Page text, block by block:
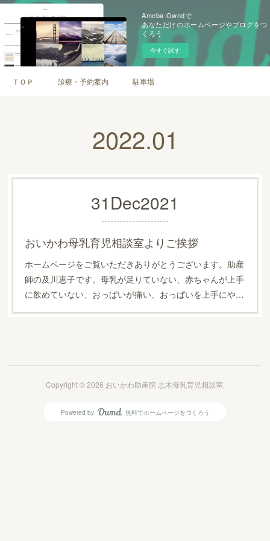
Ameba Owndで
あなただけのホームページやブログをつ
くろう
今すぐ試す
ＴＯＰ 診療・予約案内 駐車場
2022.01
31 Dec2021
おいかわ母乳育児相談室よりご挨拶
ホームページをご覧いただきありがとうございます。助産
師の及川恵子です。母乳が足りていない、赤ちゃんが上手
に飲めていない、おっぱいが痛い、おっぱいを上手にや…
Copyright ©2026 おいかわ助産院 志木母乳育児相談室
Powered by AmebaOwnd
無料でホームページをつくろう